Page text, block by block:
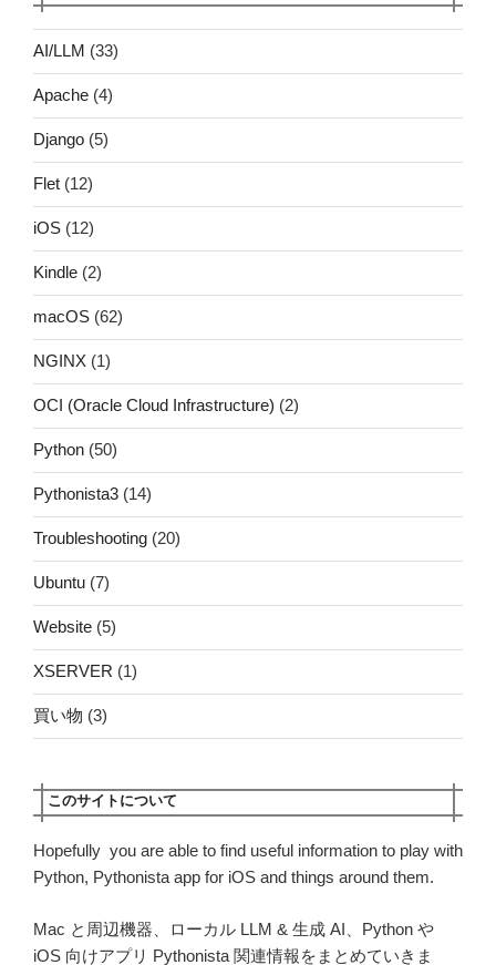
AI/LLM (33)
Apache (4)
Django (5)
Flet (12)
iOS (12)
Kindle (2)
macOS (62)
NGINX (1)
OCI (Oracle Cloud Infrastructure) (2)
Python (50)
Pythonista3 (14)
Troubleshooting (20)
Ubuntu (7)
Website (5)
XSERVER (1)
買い物 (3)
このサイトについて
Hopefully you are able to find useful information to play with
Python, Pythonista app for iOS and things around them.
Mac と周辺機器、ローカル LLM & 生成 AI、Python や
iOS 向けアプリ Pythonista 関連情報をまとめていきま